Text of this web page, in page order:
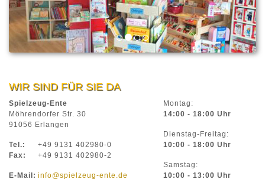
WIR SIND FÜR SIE DA
Spielzeug-Ente
Möhrendorfer Str. 30
91056 Erlangen
Tel.:
+49 9131 402980-0
Fax:
+49 9131 402980-2
E-Mail: info@spielzeug-ente.de
Montag:
14:00 - 18:00 Uhr
Dienstag-Freitag:
10:00 - 18:00 Uhr
Samstag:
10:00 - 13:00 Uhr